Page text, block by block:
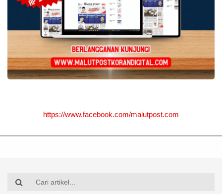
https://www.facebook.com/malutpost.com